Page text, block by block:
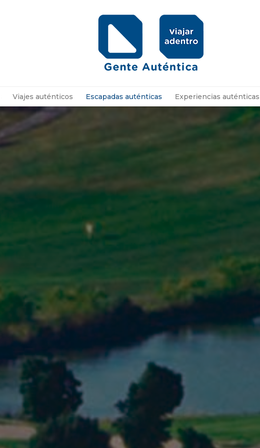
Viajes auténticos Escapadas auténticas Experiencias auténticas